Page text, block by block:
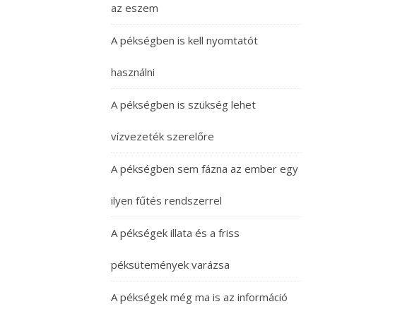
az eszem
A pékségben is kell nyomtatót
használni
A pékségben is szükség lehet
vízvezeték szerelőre
A pékségben sem fázna az ember egy
ilyen fűtés rendszerrel
A pékségek illata és a friss
péksütemények varázsa
A pékségek még ma is az információ